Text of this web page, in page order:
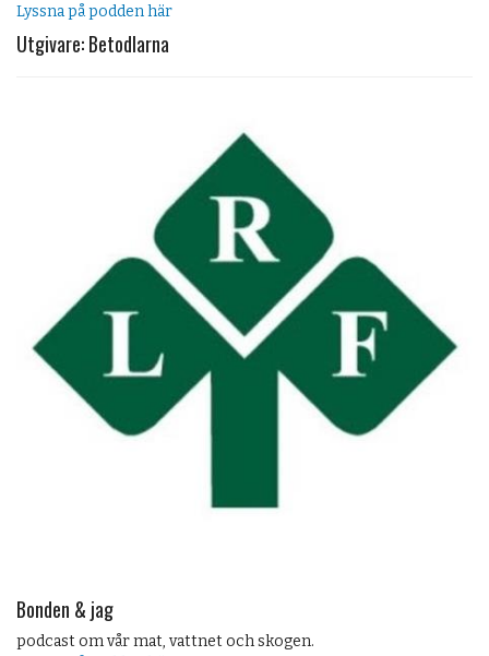
Lyssna på podden här
Utgivare: Betodlarna
Bonden & jag
podcast om vår mat, vattnet och skogen.